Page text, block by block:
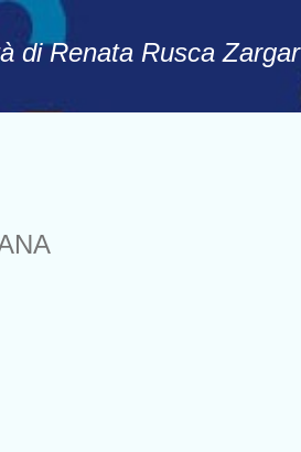
di Renata Rusca Zargar